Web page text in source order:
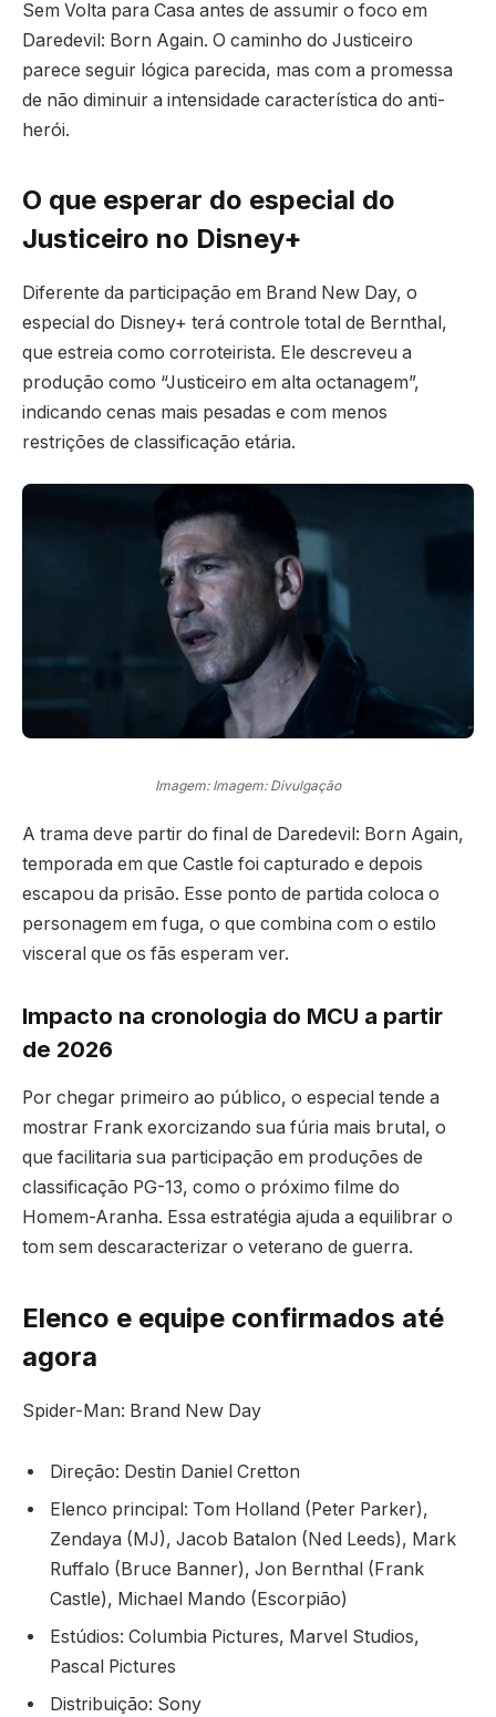
Sem Volta para Casa antes de assumir o foco em
Daredevil: Born Again. O caminho do Justiceiro
parece seguir lógica parecida, mas com a promessa
de não diminuir a intensidade característica do anti-
herói.
O que esperar do especial do
Justiceiro no Disney+
Diferente da participação em Brand New Day, o
especial do Disney+ terá controle total de Bernthal,
que estreia como corroteirista. Ele descreveu a
produção como “Justiceiro em alta octanagem”,
indicando cenas mais pesadas e com menos
restrições de classificação etária.
Imagem: Imagem: Divulgação
A trama deve partir do final de Daredevil: Born Again,
temporada em que Castle foi capturado e depois
escapou da prisão. Esse ponto de partida coloca o
personagem em fuga, o que combina com o estilo
visceral que os fãs esperam ver.
Impacto na cronologia do MCU a partir
de 2026
Por chegar primeiro ao público, o especial tende a
mostrar Frank exorcizando sua fúria mais brutal, o
que facilitaria sua participação em produções de
classificação PG-13, como o próximo filme do
Homem-Aranha. Essa estratégia ajuda a equilibrar o
tom sem descaracterizar o veterano de guerra.
Elenco e equipe confirmados até
agora
Spider-Man: Brand New Day
Direção: Destin Daniel Cretton
Elenco principal: Tom Holland (Peter Parker),
Zendaya (MJ), Jacob Batalon (Ned Leeds), Mark
Ruffalo (Bruce Banner), Jon Bernthal (Frank
Castle), Michael Mando (Escorpião)
Estúdios: Columbia Pictures, Marvel Studios,
Pascal Pictures
Distribuição: Sony